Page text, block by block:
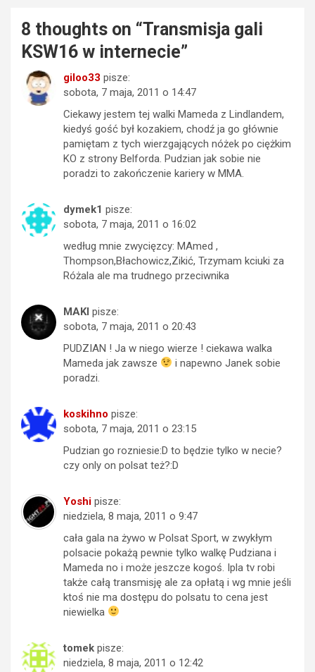
8 thoughts on “Transmisja gali
KSW16 w internecie”
giloo33 pisze:
sobota, 7 maja, 2011 o 14:47
Ciekawy jestem tej walki Mameda z Lindlandem,
kiedyś gość był kozakiem, chodź ja go głównie
pamiętam z tych wierzgających nóżek po ciężkim
KO z strony Belforda. Pudzian jak sobie nie
poradzi to zakończenie kariery w MMA.
dymek1 pisze:
sobota, 7 maja, 2011 o 16:02
według mnie zwycięzcy: MAmed ,
Thompson,Błachowicz,Zikić, Trzymam kciuki za
Różala ale ma trudnego przeciwnika
MAKI pisze:
sobota, 7 maja, 2011 o 20:43
PUDZIAN ! Ja w niego wierze ! ciekawa walka
Mameda jak zawsze
i napewno Janek sobie
poradzi.
koskihno pisze:
sobota, 7 maja, 2011 o 23:15
Pudzian go rozniesie:D to będzie tylko w necie?
czy only on polsat też?:D
Yoshi pisze:
niedziela, 8 maja, 2011 o 9:47
cała gala na żywo w Polsat Sport, w zwykłym
polsacie pokażą pewnie tylko walkę Pudziana i
Mameda no i może jeszcze kogoś. Ipla tv robi
także całą transmisję ale za opłatą i wg mnie jeśli
ktoś nie ma dostępu do polsatu to cena jest
niewielka
tomek pisze:
niedziela, 8 maja, 2011 o 12:42